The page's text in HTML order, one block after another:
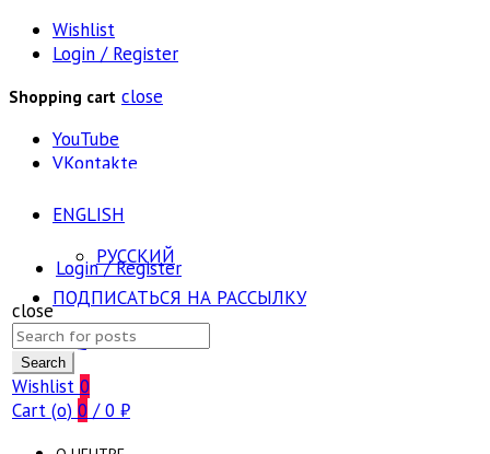
Wishlist
Login / Register
Shopping cart close
YouTube
VKontakte
ENGLISH
РУССКИЙ
ПОДПИСАТЬСЯ НА РАССЫЛКУ
FAQ
Login / Register
close
Search
for:
Search
Wishlist 0
Cart (o) 0 / 0 ₽